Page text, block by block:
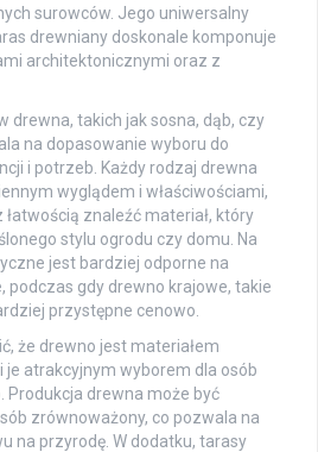
surowców. Jego uniwersalny
drewniany doskonale komponuje
architektonicznymi oraz z
drewna, takich jak sosna, dąb, czy
na dopasowanie wyboru do
i potrzeb. Każdy rodzaj drewna
wyglądem i właściwościami,
znaleźć materiał, który
stylu ogrodu czy domu. Na
jest bardziej odporne na
gdy drewno krajowe, takie
przystępne cenowo.
że drewno jest materiałem
je atrakcyjnym wyborem dla osób
Produkcja drewna może być
zrównoważony, co pozwala na
na przyrodę. W dodatku, tarasy